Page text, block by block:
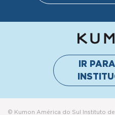
IR
© Kumon América do Sul Instituto de